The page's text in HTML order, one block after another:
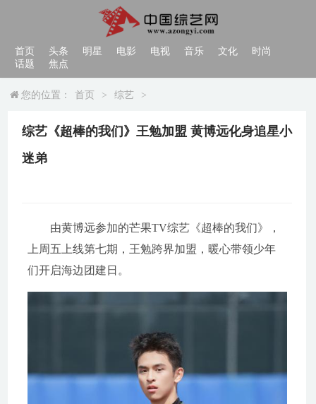
首页 头条 明星 电影 电视 音乐 文化
时尚
话题
焦点
您的位置： 首页 > 综艺 >
综艺《超棒的我们》王勉加盟 黄博远化身追星小
迷弟
由黄博远参加的芒果TV综艺《超棒的我们》，
上周五上线第七期，王勉跨界加盟，暖心带领少年
们开启海边团建日。